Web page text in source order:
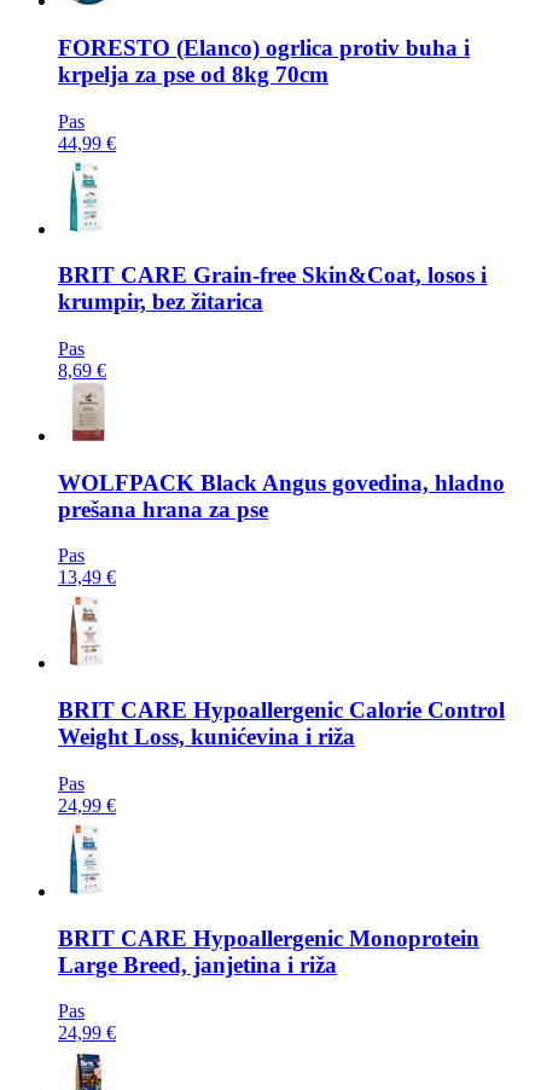
FORESTO (Elanco) ogrlica protiv buha i
krpelja za pse od 8kg 70cm
Pas
44,99 €
BRIT CARE Grain-free Skin&Coat, losos i
krumpir, bez žitarica
Pas
8,69 €
WOLFPACK Black Angus govedina, hladno
prešana hrana za pse
Pas
13,49 €
BRIT CARE Hypoallergenic Calorie Control
Weight Loss, kunićevina i riža
Pas
24,99 €
BRIT CARE Hypoallergenic Monoprotein
Large Breed, janjetina i riža
Pas
24,99 €